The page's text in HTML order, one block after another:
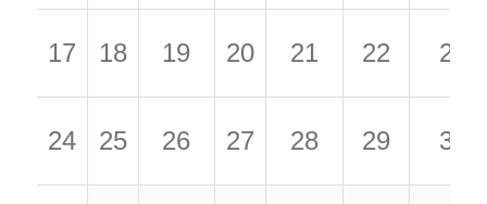
17 18 19 20 21 22 23
24 25 26 27 28 29 30